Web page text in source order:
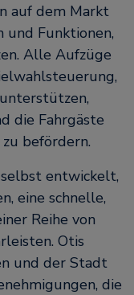
auf dem Markt
und Funktionen,
Alle Aufzüge
die Fahrgäste
befördern.
entwickelt,
eine schnelle,
Reihe von
Otis
und der Stadt
die